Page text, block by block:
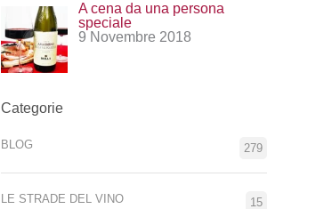
A cena da una persona
speciale
9 Novembre 2018
Categorie
BLOG 279
LE STRADE DEL VINO 15